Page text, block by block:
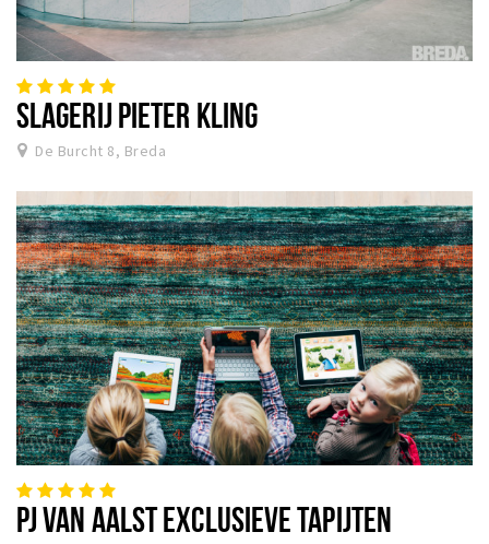
SLAGERIJ PIETER KLING
De Burcht 8, Breda
PJ VAN AALST EXCLUSIEVE TAPIJTEN